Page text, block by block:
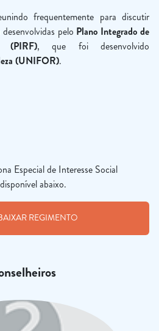
frequentemente para discutir
pelo Plano Integrado de
(PIRF), que foi desenvolvido
(UNIFOR).
Especial de Interesse Social
abaixo.
REGIMENTO